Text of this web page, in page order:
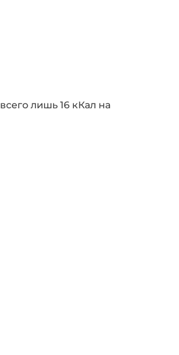
лишь 16 кКал на